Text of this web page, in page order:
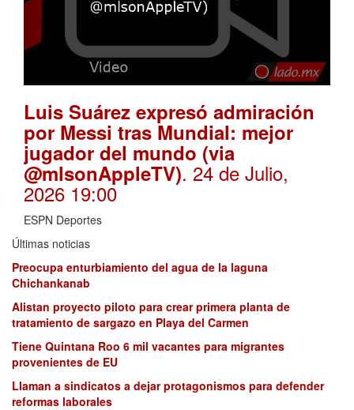
Luis Suárez expresó admiración
por Messi tras Mundial: mejor
jugador del mundo (via
@mlsonAppleTV). 24 de Julio,
2026 19:00
ESPN Deportes
Últimas noticias
Preocupa enturbiamiento del agua de la laguna
Chichankanab
Alistan proyecto piloto para crear primera planta de
tratamiento de sargazo en Playa del Carmen
Tiene Quintana Roo 6 mil vacantes para migrantes
provenientes de EU
Llaman a sindicatos a dejar protagonismos para defender
reformas laborales